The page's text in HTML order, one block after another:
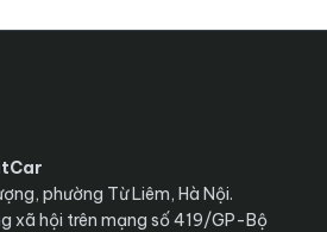
phường Từ Liêm, Hà Nội.
xã hội trên mạng số 419/GP-Bộ